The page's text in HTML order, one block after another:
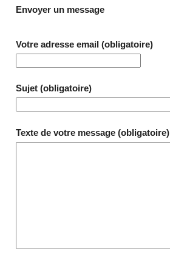
Envoyer un message
Votre adresse email (obligatoire)
Sujet (obligatoire)
Texte de votre message (obligatoire)